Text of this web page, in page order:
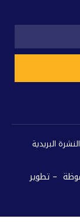
النشرة البريدية